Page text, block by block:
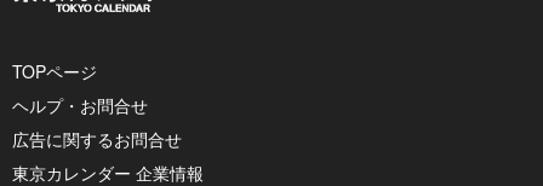
TOPページ
ヘルプ・お問合せ
広告に関するお問合せ
東京カレンダー 企業情報